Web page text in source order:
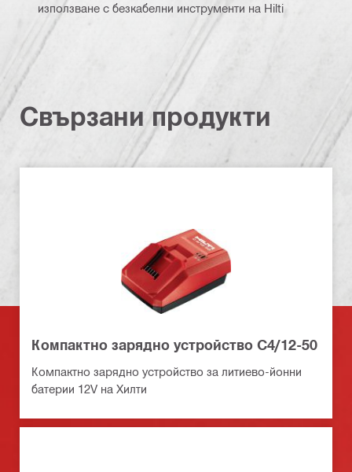
използване с безкабелни инструменти на Hilti
Свързани продукти
Компактно зарядно устройство C4/12-50
Компактно зарядно устройство за литиево-йонни
батерии 12V на Хилти